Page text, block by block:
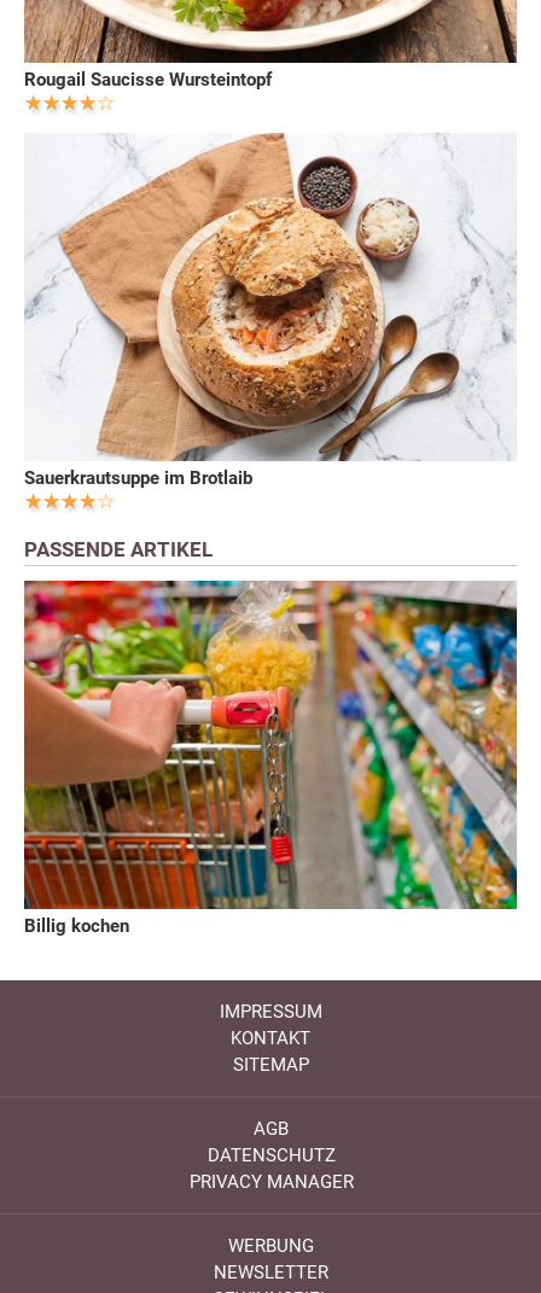
Rougail Saucisse Wursteintopf
Sauerkrautsuppe im Brotlaib
PASSENDE ARTIKEL
Billig kochen
IMPRESSUM
KONTAKT
SITEMAP
AGB
DATENSCHUTZ
PRIVACY MANAGER
WERBUNG
NEWSLETTER